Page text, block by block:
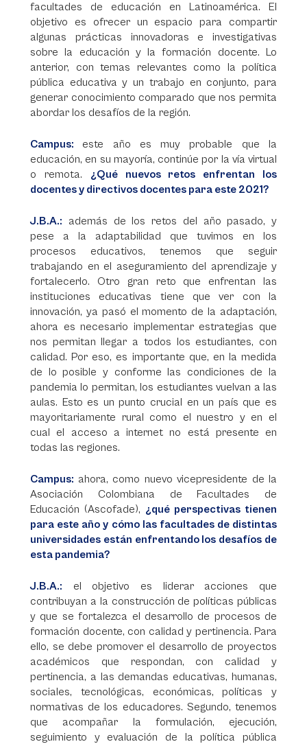
facultades de educación en Latinoamérica. El
objetivo es ofrecer un espacio para compartir
algunas prácticas innovadoras e investigativas
sobre la educación y la formación docente. Lo
anterior, con temas relevantes como la política
pública educativa y un trabajo en conjunto, para
generar conocimiento comparado que nos permita
abordar los desafíos de la región.
Campus: este año es muy probable que la
educación, en su mayoría, continúe por la vía virtual
o remota. ¿Qué nuevos retos enfrentan los
docentes y directivos docentes para este 2021?
J.B.A.: además de los retos del año pasado, y
pese a la adaptabilidad que tuvimos en los
procesos educativos, tenemos que seguir
trabajando en el aseguramiento del aprendizaje y
fortalecerlo. Otro gran reto que enfrentan las
instituciones educativas tiene que ver con la
innovación, ya pasó el momento de la adaptación,
ahora es necesario implementar estrategias que
nos permitan llegar a todos los estudiantes, con
calidad. Por eso, es importante que, en la medida
de lo posible y conforme las condiciones de la
pandemia lo permitan, los estudiantes vuelvan a las
aulas. Esto es un punto crucial en un país que es
mayoritariamente rural como el nuestro y en el
cual el acceso a internet no está presente en
todas las regiones.
Campus: ahora, como nuevo vicepresidente de la
Asociación Colombiana de Facultades de
Educación (Ascofade), ¿qué perspectivas tienen
para este año y cómo las facultades de distintas
universidades están enfrentando los desafíos de
esta pandemia?
J.B.A.: el objetivo es liderar acciones que
contribuyan a la construcción de políticas públicas
y que se fortalezca el desarrollo de procesos de
formación docente, con calidad y pertinencia. Para
ello, se debe promover el desarrollo de proyectos
académicos que respondan, con calidad y
pertinencia, a las demandas educativas, humanas,
sociales, tecnológicas, económicas, políticas y
normativas de los educadores. Segundo, tenemos
que acompañar la formulación, ejecución,
seguimiento y evaluación de la política pública